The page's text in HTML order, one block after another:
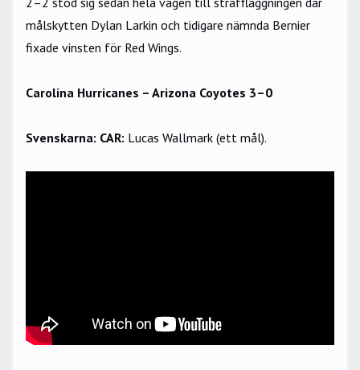
målskytten Dylan Larkin och tidigare nämnda Bernier
fixade vinsten för Red Wings.
Carolina Hurricanes – Arizona Coyotes 3–0
Svenskarna: CAR: Lucas Wallmark (ett mål).